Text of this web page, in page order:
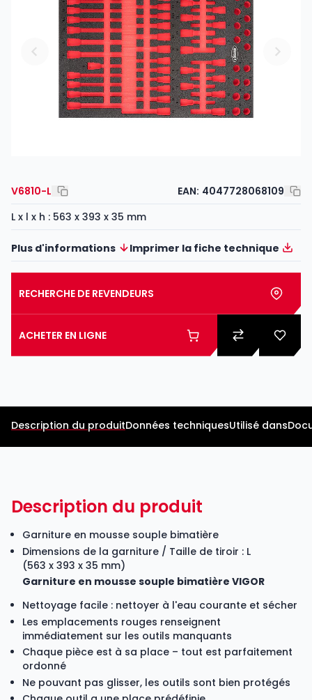
V6810-L EAN: 4047728068109
L x l x h : 563 x 393 x 35 mm
Plus d'informations Imprimer la fiche technique
RECHERCHE DE REVENDEURS
ACHETER EN LIGNE
Description du produitDonnées techniquesUtilisé dans
Description du produit
Garniture en mousse souple bimatière
Dimensions de la garniture / Taille de tiroir : L
(563 x 393 x 35 mm)
Garniture en mousse souple bimatière VIGOR
Nettoyage facile : nettoyer à l'eau courante et sécher
Les emplacements rouges renseignent
immédiatement sur les outils manquants
Chaque pièce est à sa place – tout est parfaitement
ordonné
Ne pouvant pas glisser, les outils sont bien protégés